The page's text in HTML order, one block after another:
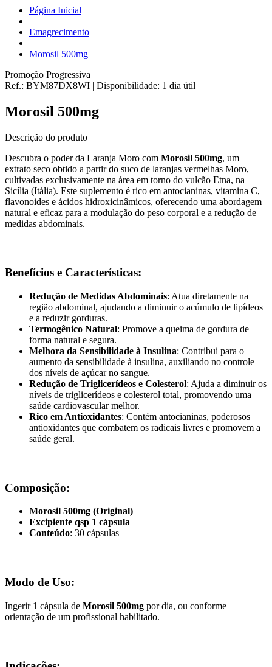
Página Inicial
Emagrecimento
Morosil 500mg
Promoção Progressiva
Ref.: BYM87DX8WI | Disponibilidade: 1 dia útil
Morosil 500mg
Descrição do produto
Descubra o poder da Laranja Moro com Morosil 500mg, um
extrato seco obtido a partir do suco de laranjas vermelhas Moro,
cultivadas exclusivamente na área em torno do vulcão Etna, na
Sicília (Itália). Este suplemento é rico em antocianinas, vitamina C,
flavonoides e ácidos hidroxicinâmicos, oferecendo uma abordagem
natural e eficaz para a modulação do peso corporal e a redução de
medidas abdominais.
Benefícios e Características:
Redução de Medidas Abdominais: Atua diretamente na
região abdominal, ajudando a diminuir o acúmulo de lipídeos
e a reduzir gorduras.
Termogênico Natural: Promove a queima de gordura de
forma natural e segura.
Melhora da Sensibilidade à Insulina: Contribui para o
aumento da sensibilidade à insulina, auxiliando no controle
dos níveis de açúcar no sangue.
Redução de Triglicerídeos e Colesterol: Ajuda a diminuir os
níveis de triglicerídeos e colesterol total, promovendo uma
saúde cardiovascular melhor.
Rico em Antioxidantes: Contém antocianinas, poderosos
antioxidantes que combatem os radicais livres e promovem a
saúde geral.
Composição:
Morosil 500mg (Original)
Excipiente qsp 1 cápsula
Conteúdo: 30 cápsulas
Modo de Uso:
Ingerir 1 cápsula de Morosil 500mg por dia, ou conforme
orientação de um profissional habilitado.